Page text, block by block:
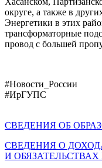
округе, а также в
Энергетики в этих
трансформаторные
провод с большей
#Новости_России
#ИрГУПС
СВЕДЕНИЯ ОБ
СВЕДЕНИЯ О
И